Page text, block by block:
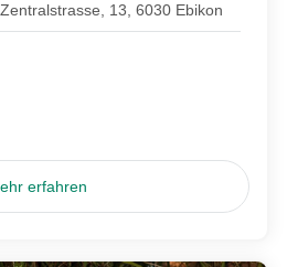
13, 6030 Ebikon
erfahren